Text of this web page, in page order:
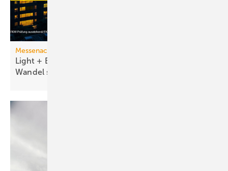
Messenachlese
Light + Building 2026 macht tech­no­lo­gi­schen
Wan­delsicht­bar